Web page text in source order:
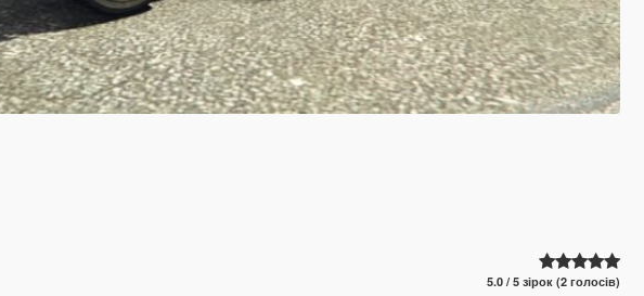
5.0 / 5 зірок (2 голосів)